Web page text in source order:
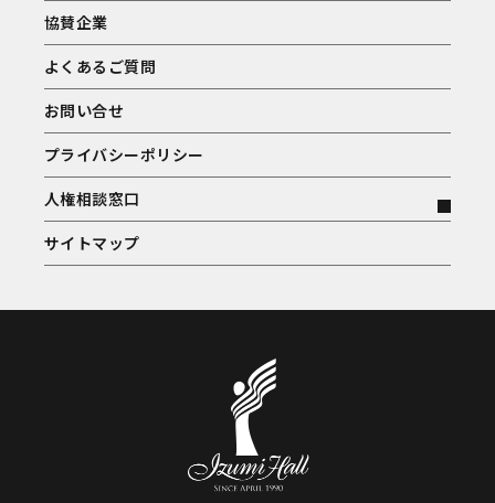
協賛企業
よくあるご質問
お問い合せ
プライバシーポリシー
人権相談窓口
サイトマップ